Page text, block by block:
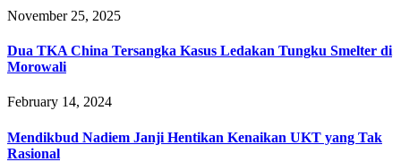
November 25, 2025
Dua TKA China Tersangka Kasus Ledakan Tungku Smelter di
Morowali
February 14, 2024
Mendikbud Nadiem Janji Hentikan Kenaikan UKT yang Tak
Rasional